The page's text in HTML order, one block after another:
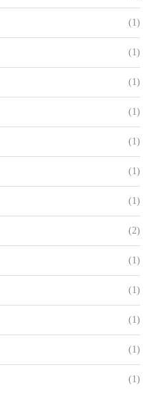
(1)
(1)
(1)
(1)
(1)
(1)
(1)
(2)
(1)
(1)
(1)
(1)
(1)